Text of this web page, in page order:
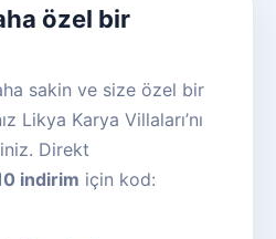
özel bir
sakin ve size özel bir
Likya Karya Villaları’nı
Direkt
indirim için kod: